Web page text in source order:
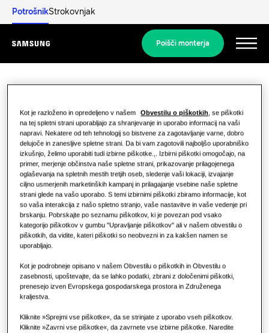
PotrošnikStrokovnjak
Menu
Poišči monterja
Kaj je toplotna črpalka in kako deluje?
Prednosti toplotne črpalke
Kaj je klimatska naprava in kako
deluje?
KOMERCIALNE REŠITVE
Hoteli
Maloprodaja
Restavracija
REŠITVE ZA VAŠ DOM
Rešitve za klimatizacijo
Toplotne črpalke
REŠITVE ZA KOMERCIALNE ZGRADBE
Rešitve za klimatizacijo
Upravljanje
Izdelki
Izdelki
Izdelki Hero
O Samsungu
Ni rezultatov
iskanja
Oprostite, ničesar ni bilo mogoče najti.
Poskusite znova z drugo iskalno besedo.
Kaj lahko poskusite?
Check the spelling of your search term
Try a less specific search term
Kot je razloženo in opredeljeno v našem Obvestilu o piškotkih , se piškotki
na tej spletni strani uporabljajo za shranjevanje in uporabo informacij na vaši
napravi. Nekatere od teh tehnologij so bistvene za zagotavljanje varne, dobro
delujoče in zanesljive spletne strani. Da bi vam zagotovili najboljšo uporabniško
izkušnjo, želimo uporabiti tudi izbirne piškotke.,. Izbirni piškotki omogočajo, na
primer, merjenje občinstva naše spletne strani, prikazovanje prilagojenega
oglaševanja na spletnih mestih tretjih oseb, sledenje vaši lokaciji, izvajanje
ciljno usmerjenih marketinških kampanj in prilagajanje vsebine naše spletne
strani glede na vašo uporabo. S temi izbirnimi piškotki zbiramo informacije, kot
so vaša interakcija z našo spletno stranjo, vaše nastavitve in vaše vedenje pri
brskanju. Pobrskajte po seznamu piškotkov, ki je povezan pod vsako
kategorijo piškotkov v gumbu "Upravljanje piškotkov" ali v našem obvestilu o
piškotkih, da vidite, kateri piškotki so neobvezni in za kakšen namen se
uporabljajo.
Kot je podrobneje opisano v našem Obvestilu o piškotkih in Obvestilu o
zasebnosti, upoštevajte, da se lahko podatki, zbrani z določenimi piškotki,
prenesejo izven Evropskega gospodarskega prostora in Združenega
kraljestva.
Kliknite »Sprejmi vse piškotke«, da se strinjate z uporabo vseh piškotkov.
Kliknite »Zavrni vse piškotke«, da zavrnete vse izbirne piškotke. Naredite